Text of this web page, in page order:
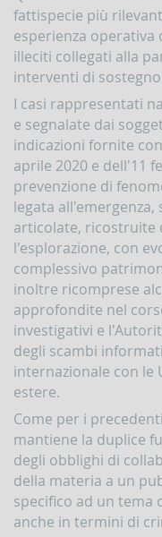
Contrasto
all'attività
dei
Paesi
che
minacciano
la
pace
sicurezza
internazionale
Indicatori,
schemi
comunicazioni
inerenti
profili
di
anomalia
Criteri
per
gestione
delle
comunicazioni
rivolte
alla
UIF
fattispecie più
esperienza operativa
illeciti collegati alla
interventi di
I casi rappresentati
e segnalate dai
indicazioni fornite
aprile 2020 e dell'11
prevenzione di
legata
articolate, ricostruite
l'esplorazione, con
complessivo
inoltre ricomprese
approfondite nel
investigativi e
degli scambi
internazionale con le
estere.
Come per i
mantiene la duplice
degli obblighi di
della materia a un
specifico ad un tema
anche in termini di